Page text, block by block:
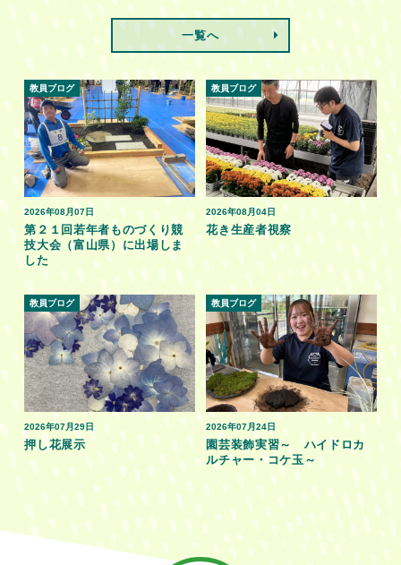
一覧へ
2026年08月07日
教員ブログ
第２１回若年者ものづくり競
技大会（富山県）に出場しま
した
2026年08月04日
教員ブログ
花き生産者視察
2026年07月29日
教員ブログ
押し花展示
2026年07月24日
教員ブログ
園芸装飾実習～ ハイドロカ
ルチャー・コケ玉～